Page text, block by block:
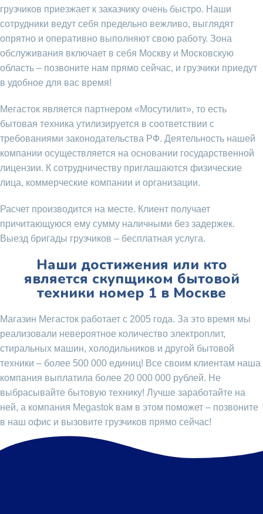
грузчиков приезжает к заказчику очень быстро. Наши
сотрудники ведут себя предельно вежливо, выглядят
опрятно и оперативно выполняют свою работу. Зона
обслуживания включает в себя Москву и Московскую
область – позвоните нам прямо сейчас, и грузчики приедут
в удобное для вас время!
Мегасток является партнером «Мосутилит», то есть
бытовая техника утилизируется в соответствии с
требованиями законодательства РФ. Деятельность нашей
компании осуществляется на основании государственной
лицензии. К сотрудничеству приглашаются физические
лица, коммерческие компании и организации.
Расчет производится на месте. Клиент получает
причитающуюся ему сумму наличными без задержек.
Выезд бригады грузчиков – бесплатная услуга.
Наши достижения или кто
является скупщиком бытовой
техники номер 1 в Москве
Магазин Мегасток работает с 2005 года. За это время мы
реализовали невероятное количество электроплит,
стиральных машин, холодильников и другой бытовой
техники – более 500 000 единиц! Все своим клиентам наша
компания выплатила более 20 000 000 рублей. Не
выбрасывайте бытовую технику! Лучше заработайте на
ней, а компания Megastok вам в этом поможет – позвоните
в наш офис и вызовите грузчиков прямо сейчас!